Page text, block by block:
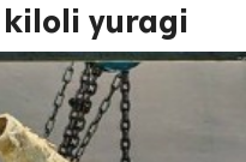
kiloli yuragi